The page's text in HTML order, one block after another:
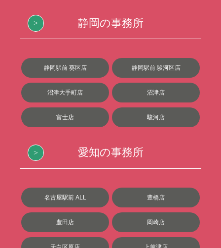
静岡の事務所
静岡駅前 葵区店 静岡駅前 駿河区店
沼津大手町店 沼津店
富士店 駿河店
愛知の事務所
名古屋駅前 ALL 豊橋店
豊田店 岡崎店